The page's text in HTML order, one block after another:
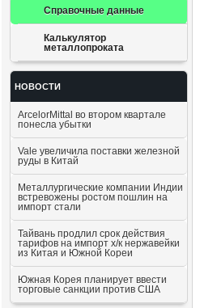
Справочные данные
Калькулятор
металлопроката
НОВОСТИ
ArcelorMittal во втором квартале
понесла убытки
Vale увеличила поставки железной
руды в Китай
Металлургические компании Индии
встревожены ростом пошлин на
импорт стали
Тайвань продлил срок действия
тарифов на импорт х/к нержавейки
из Китая и Южной Кореи
Южная Корея планирует ввести
торговые санкции против США